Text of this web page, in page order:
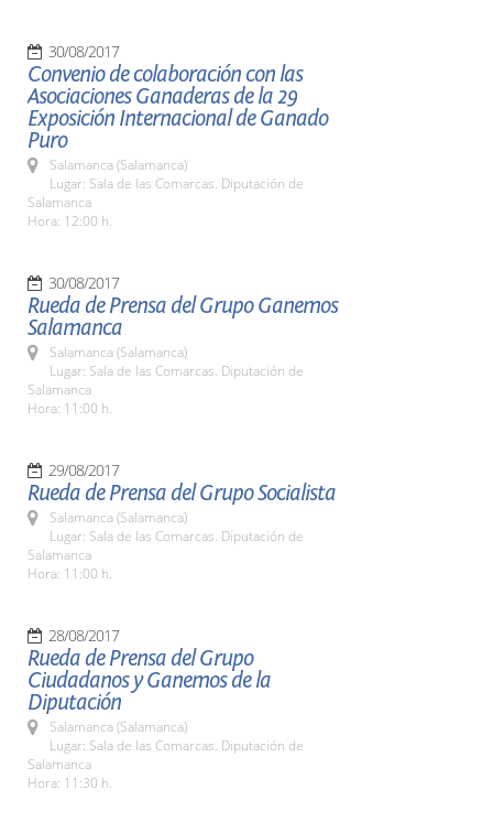
30/08/2017
Convenio de colaboración con las
Asociaciones Ganaderas de la 29
Exposición Internacional de Ganado
Puro
Salamanca (Salamanca)
Lugar: Sala de las Comarcas. Diputación de
Salamanca
Hora: 12:00 h.
30/08/2017
Rueda de Prensa del Grupo Ganemos
Salamanca
Salamanca (Salamanca)
Lugar: Sala de las Comarcas. Diputación de
Salamanca
Hora: 11:00 h.
29/08/2017
Rueda de Prensa del Grupo Socialista
Salamanca (Salamanca)
Lugar: Sala de las Comarcas. Diputación de
Salamanca
Hora: 11:00 h.
28/08/2017
Rueda de Prensa del Grupo
Ciudadanos y Ganemos de la
Diputación
Salamanca (Salamanca)
Lugar: Sala de las Comarcas. Diputación de
Salamanca
Hora: 11:30 h.